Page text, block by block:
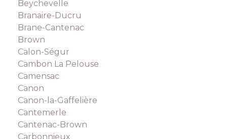
Beychevelle
Branaire-Ducru
Brane-Cantenac
Brown
Calon-Ségur
Cambon La Pelouse
Camensac
Canon
Canon-la-Gaffelière
Cantemerle
Cantenac-Brown
Carbonnieux